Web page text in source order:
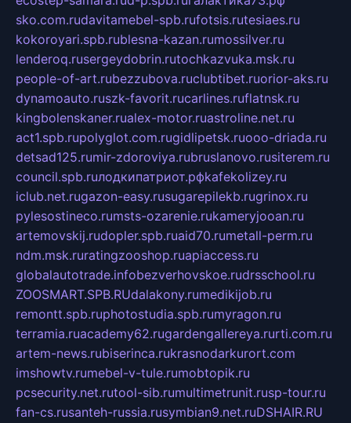
sko.com.rudavitamebel-spb.rufotsis.rutesiaes.ru
kokoroyari.spb.rublesna-kazan.rumossilver.ru
lenderoq.rusergeydobrin.rutochkazvuka.msk.ru
people-of-art.rubezzubova.ruclubtibet.ruorior-aks.ru
dynamoauto.ruszk-favorit.rucarlines.ruflatnsk.ru
kingbolenskaner.rualex-motor.ruastroline.net.ru
act1.spb.rupolyglot.com.rugidlipetsk.ruooo-driada.ru
detsad125.rumir-zdoroviya.rubruslanovo.rusiterem.ru
council.spb.ruлодкипатриот.рфkafekolizey.ru
iclub.net.rugazon-easy.rusugarepilekb.rugrinox.ru
pylesostineco.rumsts-ozarenie.rukameryjooan.ru
artemovskij.rudopler.spb.ruaid70.rumetall-perm.ru
ndm.msk.ruratingzooshop.ruapiaccess.ru
globalautotrade.infobezverhovskoe.rudrsschool.ru
ZOOSMART.SPB.RUdalakony.rumedikijob.ru
remontt.spb.ruphotostudia.spb.rumyragon.ru
terramia.ruacademy62.rugardengallereya.rurti.com.ru
artem-news.rubiserinca.rukrasnodarkurort.com
imshowtv.rumebel-v-tule.rumobtopik.ru
pcsecurity.net.rutool-sib.rumultimetrunit.rusp-tour.ru
fan-cs.rusanteh-russia.rusymbian9.net.ruDSHAIR.RU